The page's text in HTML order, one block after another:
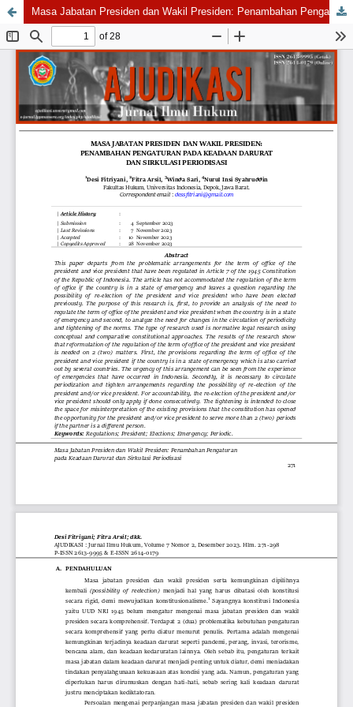
Masa Jabatan Presiden dan Wakil Presiden: Penambahan Pengaturan pada Keadaan Darurat dan Sirkulasi Periodisasi